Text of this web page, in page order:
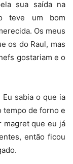
sua saída na
teve um bom
Os meus
os do Raul, mas
gostariam e o
sabia o que ia
tempo de forno e
magret que eu já
então ficou